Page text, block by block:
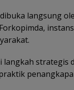
langsung
langkah